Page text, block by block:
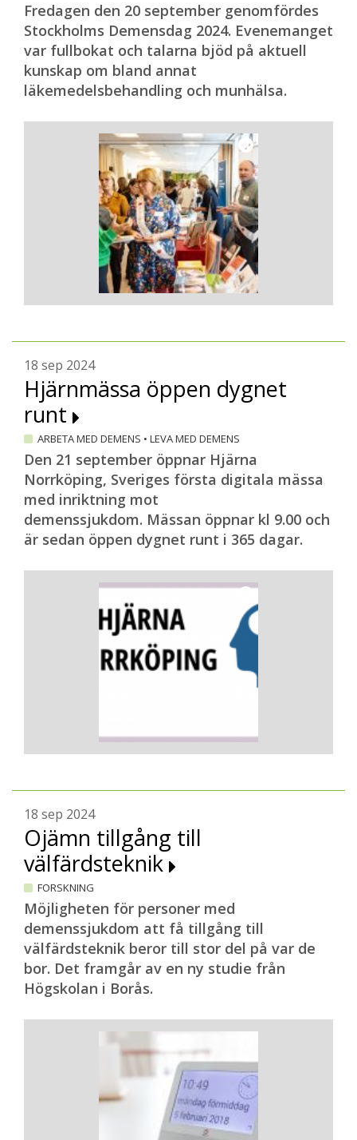
Fredagen den 20 september genomfördes
Stockholms Demensdag 2024. Evenemanget
var fullbokat och talarna bjöd på aktuell
kunskap om bland annat
läkemedelsbehandling och munhälsa.
18 sep 2024
Hjärnmässa öppen dygnet
runt
ARBETA MED DEMENS • LEVA MED DEMENS
Den 21 september öppnar Hjärna
Norrköping, Sveriges första digitala mässa
med inriktning mot
demenssjukdom. Mässan öppnar kl 9.00 och
är sedan öppen dygnet runt i 365 dagar.
18 sep 2024
Ojämn tillgång till
välfärdsteknik
FORSKNING
Möjligheten för personer med
demenssjukdom att få tillgång till
välfärdsteknik beror till stor del på var de
bor. Det framgår av en ny studie från
Högskolan i Borås.